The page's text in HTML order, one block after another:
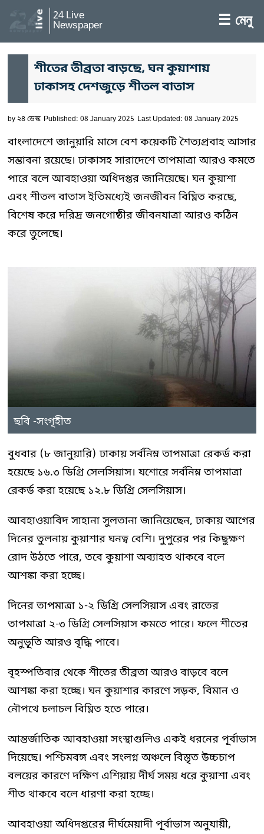
24 Live
Newspaper ☰ মেনু
শীতের তীব্রতা বাড়ছে, ঘন কুয়াশায়
ঢাকাসহ দেশজুড়ে শীতল বাতাস
by২৪ ডেস্ক Published: 08 January 2025 Last Updated: 08 January 2025
বাংলাদেশে জানুয়ারি মাসে বেশ কয়েকটি শৈত্যপ্রবাহ আসার
সম্ভাবনা রয়েছে। ঢাকাসহ সারাদেশে তাপমাত্রা আরও কমতে
পারে বলে আবহাওয়া অধিদপ্তর জানিয়েছে। ঘন কুয়াশা
এবং শীতল বাতাস ইতিমধ্যেই জনজীবন বিঘ্নিত করছে,
বিশেষ করে দরিদ্র জনগোষ্ঠীর জীবনযাত্রা আরও কঠিন
করে তুলেছে।
ছবি -সংগৃহীত
বুধবার (৮ জানুয়ারি) ঢাকায় সর্বনিম্ন তাপমাত্রা রেকর্ড করা
হয়েছে ১৬.৩ ডিগ্রি সেলসিয়াস। যশোরে সর্বনিম্ন তাপমাত্রা
রেকর্ড করা হয়েছে ১২.৮ ডিগ্রি সেলসিয়াস।
আবহাওয়াবিদ সাহানা সুলতানা জানিয়েছেন, ঢাকায় আগের
দিনের তুলনায় কুয়াশার ঘনত্ব বেশি। দুপুরের পর কিছুক্ষণ
রোদ উঠতে পারে, তবে কুয়াশা অব্যাহত থাকবে বলে
আশঙ্কা করা হচ্ছে।
দিনের তাপমাত্রা ১-২ ডিগ্রি সেলসিয়াস এবং রাতের
তাপমাত্রা ২-৩ ডিগ্রি সেলসিয়াস কমতে পারে। ফলে শীতের
অনুভূতি আরও বৃদ্ধি পাবে।
বৃহস্পতিবার থেকে শীতের তীব্রতা আরও বাড়বে বলে
আশঙ্কা করা হচ্ছে। ঘন কুয়াশার কারণে সড়ক, বিমান ও
নৌপথে চলাচল বিঘ্নিত হতে পারে।
আন্তর্জাতিক আবহাওয়া সংস্থাগুলিও একই ধরনের পূর্বাভাস
দিয়েছে। পশ্চিমবঙ্গ এবং সংলগ্ন অঞ্চলে বিস্তৃত উচ্চচাপ
বলয়ের কারণে দক্ষিণ এশিয়ায় দীর্ঘ সময় ধরে কুয়াশা এবং
শীত থাকবে বলে ধারণা করা হচ্ছে।
আবহাওয়া অধিদপ্তরের দীর্ঘমেয়াদী পূর্বাভাস অনুযায়ী,